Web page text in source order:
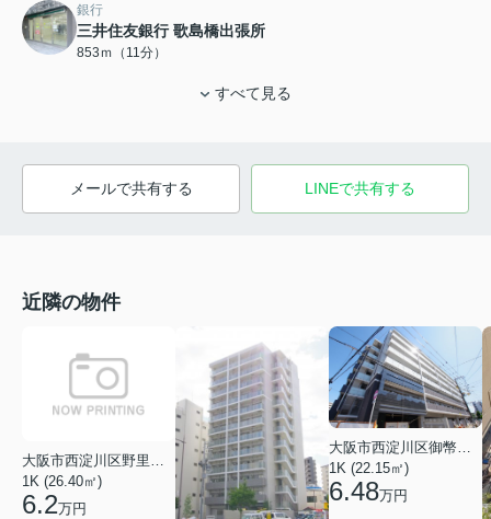
銀行
三井住友銀行 歌島橋出張所
853ｍ（11分）
すべて見る
メールで共有する LINEで共有する
近隣の物件
1K (26.40㎡)
6.2万円
1K (22.15㎡)
6.48万円